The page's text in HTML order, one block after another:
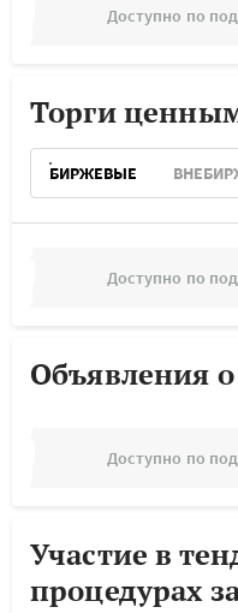
Доступно по
Торги
БИРЖЕВЫЕ
Доступно по
Объявления о
Доступно по
Участие в
процедурах